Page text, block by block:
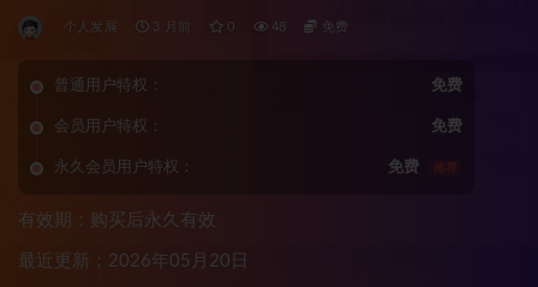
合打造的英语听说教材
个人发展 3 月前 0 48 免费
普通用户特权： 免费
会员用户特权： 免费
永久会员用户特权： 免费 推荐
有效期：购买后永久有效
最近更新：2026年05月20日